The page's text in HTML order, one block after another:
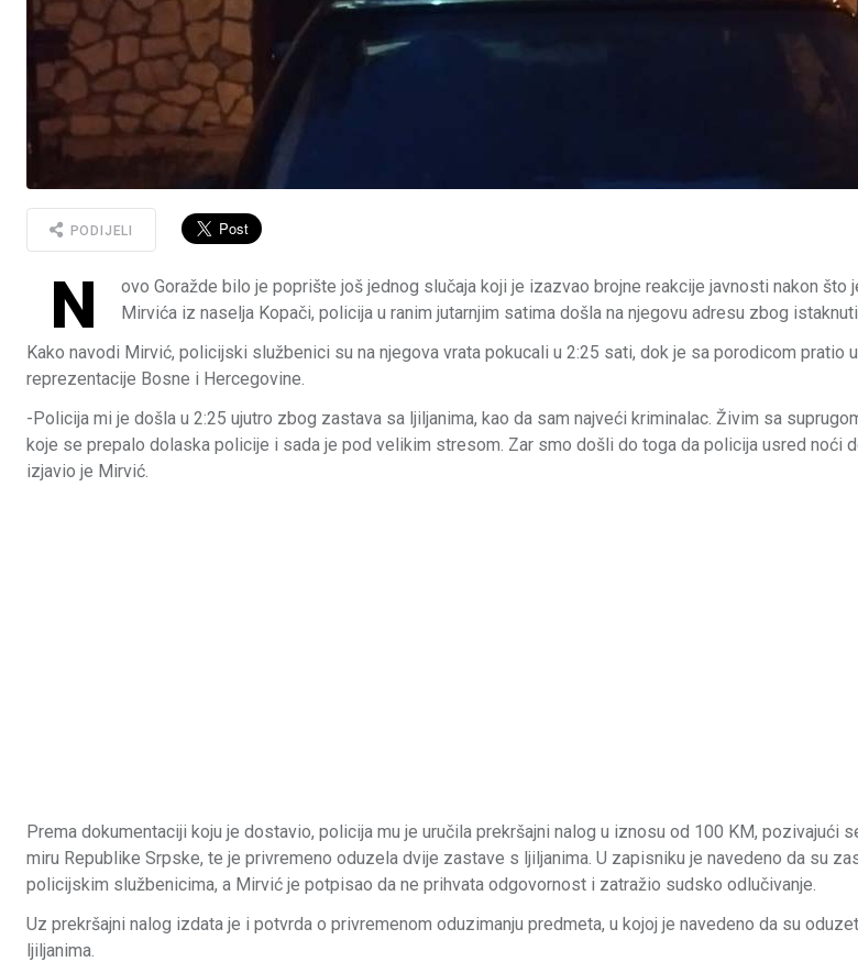
PODIJELI
N
ovo Goražde bilo je poprište još jednog slučaja koji je izazvao brojne reakcije javnosti nakon što
Mirvića iz naselja Kopači, policija u ranim jutarnjim satima došla na njegovu adresu zbog
Kako navodi Mirvić, policijski službenici su na njegova vrata pokucali u 2:25 sati, dok je sa porodicom pratio
reprezentacije Bosne i Hercegovine.
-Policija mi je došla u 2:25 ujutro zbog zastava sa ljiljanima, kao da sam najveći kriminalac. Živim sa
koje se prepalo dolaska policije i sada je pod velikim stresom. Zar smo došli do toga da policija usred noći
izjavio je Mirvić.
Prema dokumentaciji koju je dostavio, policija mu je uručila prekršajni nalog u iznosu od 100 KM, pozivajući
miru Republike Srpske, te je privremeno oduzela dvije zastave s ljiljanima. U zapisniku je navedeno da su
policijskim službenicima, a Mirvić je potpisao da ne prihvata odgovornost i zatražio sudsko odlučivanje.
Uz prekršajni nalog izdata je i potvrda o privremenom oduzimanju predmeta, u kojoj je navedeno da su
ljiljanima.